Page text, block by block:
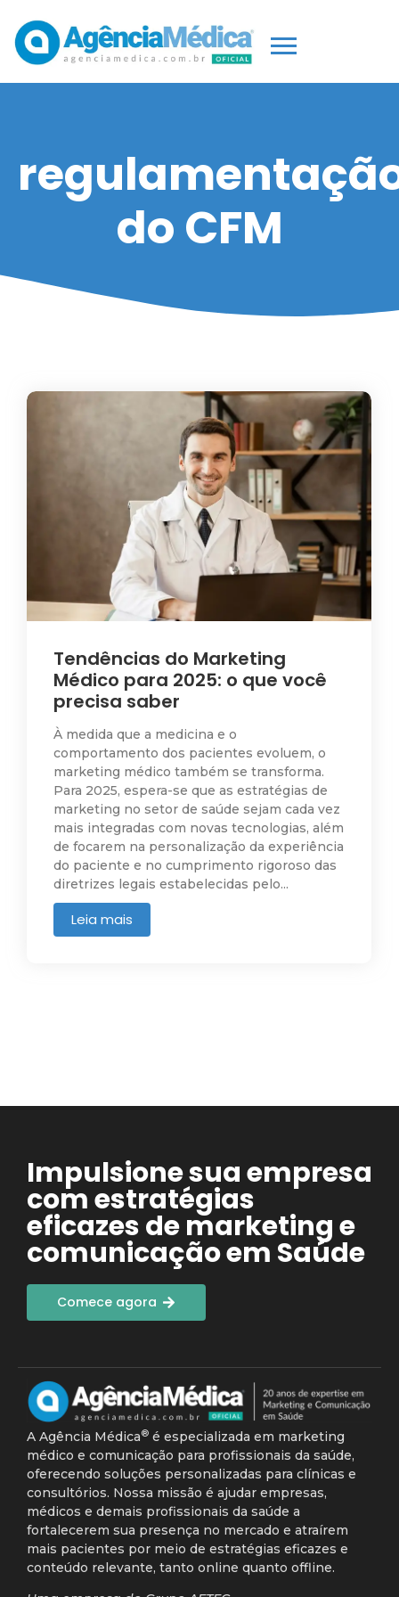
do CFM
Tendências do Marketing
Médico para 2025: o que você
precisa saber
À medida que a medicina e o
comportamento dos pacientes evoluem, o
marketing médico também se transforma.
Para 2025, espera-se que as estratégias de
marketing no setor de saúde sejam cada vez
mais integradas com novas tecnologias, além
de focarem na personalização da experiência
do paciente e no cumprimento rigoroso das
diretrizes legais estabelecidas pelo...
Leia mais
Impulsione sua empresa
com estratégias
eficazes de marketing e
comunicação em Saúde
Comece agora
A Agência Médica® é especializada em marketing
médico e comunicação para profissionais da saúde,
oferecendo soluções personalizadas para clínicas e
consultórios. Nossa missão é ajudar empresas,
médicos e demais profissionais da saúde a
fortalecerem sua presença no mercado e atraírem
mais pacientes por meio de estratégias eficazes e
conteúdo relevante, tanto online quanto offline.